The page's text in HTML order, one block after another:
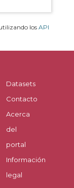
los API
Datasets
Contacto
Acerca
del
portal
Información
legal